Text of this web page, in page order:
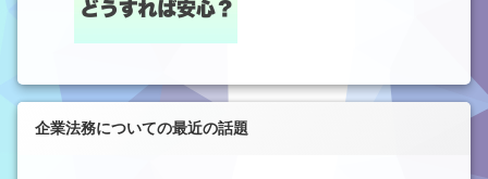
企業法務についての最近の話題